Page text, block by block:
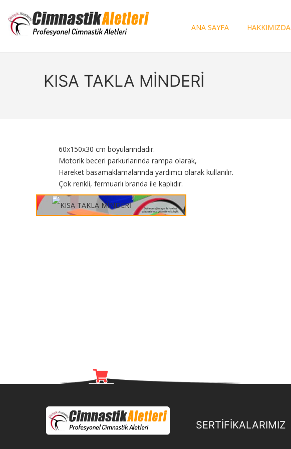
ANA SAYFA HAKKIMIZDA
KISA TAKLA MİNDERİ
60x150x30 cm boyularındadır.
Motorik beceri parkurlarında rampa olarak,
Hareket basamaklamalarında yardımcı olarak kullanılır.
Çok renkli, fermuarlı branda ile kaplıdır.
SERTİFİKALARIMIZ